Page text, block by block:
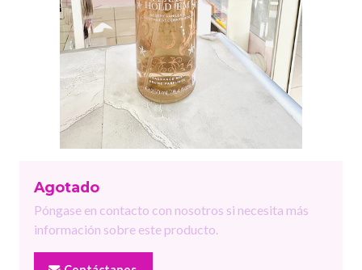
Agotado
Póngase en contacto con nosotros si necesita más
información sobre este producto.